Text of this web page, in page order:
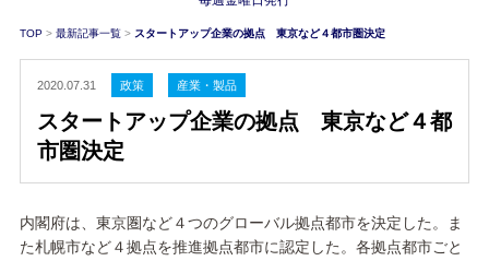
TOP > 最新記事一覧 > スタートアップ企業の拠点 東京など４都市圏決定
2020.07.31 政策 産業・製品
スタートアップ企業の拠点 東京など４都
市圏決定
内閣府は、東京圏など４つのグローバル拠点都市を決定した。ま
た札幌市など４拠点を推進拠点都市に認定した。各拠点都市ごと